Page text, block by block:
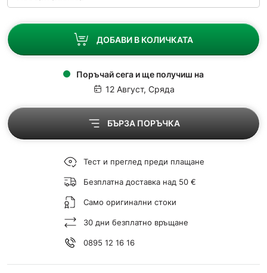
ДОБАВИ В КОЛИЧКАТА
Поръчай сега и ще получиш на
12 Август, Сряда
БЪРЗА ПОРЪЧКА
Тест и преглед преди плащане
Безплатна доставка над 50 €
Само оригинални стоки
30 дни безплатно връщане
0895 12 16 16